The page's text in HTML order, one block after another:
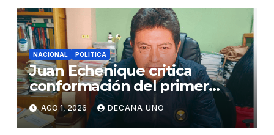
NACIONAL POLÍTICA
Juan Echenique critica
conformación del primer
gabinete ministerial de Keiko
Fujimori
AGO 1, 2026 DECANA UNO